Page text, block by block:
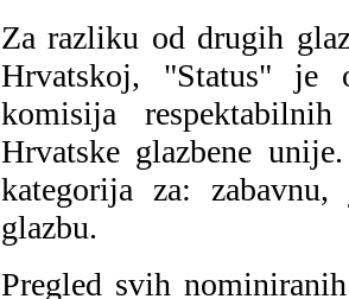
Za razliku od drugih
Hrvatskoj, "Status" je
komisija
Hrvatske glazbene
kategorija za:
glazbu.
Pregled svih